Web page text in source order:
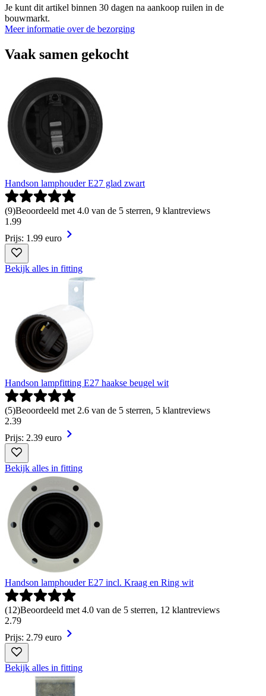
Je kunt dit artikel binnen 30 dagen na aankoop ruilen in de
bouwmarkt.
Meer informatie over de bezorging
Vaak samen gekocht
Handson lamphouder E27 glad zwart
(9)Beoordeeld met 4.0 van de 5 sterren, 9 klantreviews
1 .99
Prijs: 1.99 euro
Bekijk alles in fitting
Handson lampfitting E27 haakse beugel wit
(5)Beoordeeld met 2.6 van de 5 sterren, 5 klantreviews
2.39
Prijs: 2.39 euro
Bekijk alles in fitting
Handson lamphouder E27 incl. Kraag en Ring wit
(12)Beoordeeld met 4.0 van de 5 sterren, 12 klantreviews
2.79
Prijs: 2.79 euro
Bekijk alles in fitting